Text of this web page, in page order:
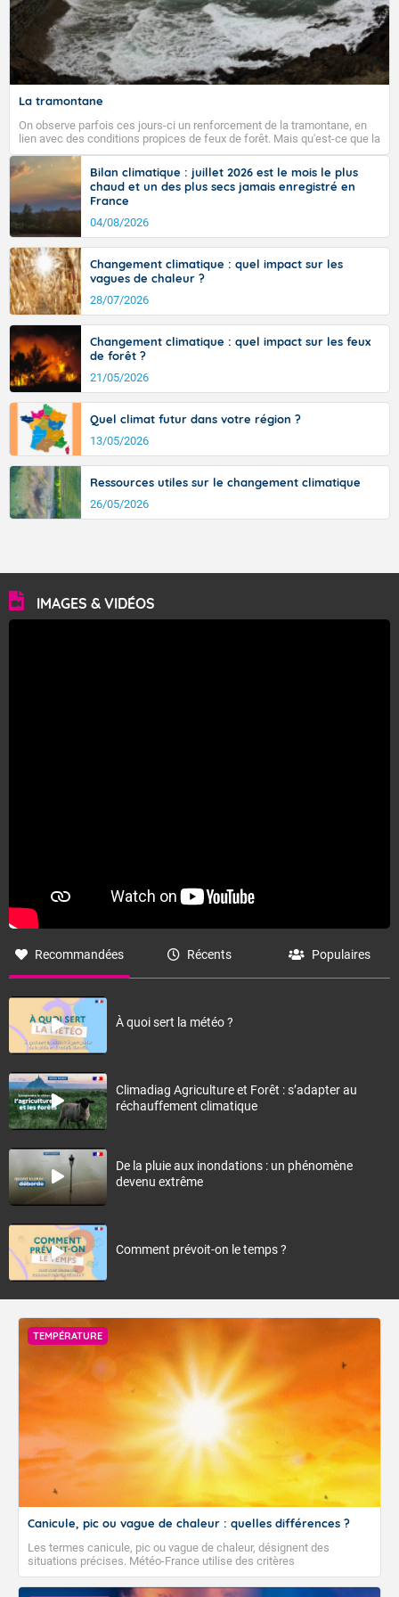
La tramontane
On observe parfois ces jours-ci un renforcement de la tramontane, en
lien avec des conditions propices de feux de forêt. Mais qu'est-ce que la
tramontane ? Quelles sont ses caractéristiques ? La tramontane est un
vent turbulent soufflant de secteur nord-ouest à nord, ou ouest à nord-
ouest, dans un secteur qui part du Roussillon à la vallée de l’Aude et à
l’ouest de l’Hérault. L’étymologie de ce vent vient du latin trasmontanus,
signifiant au-delà des monts, en allusion aux régions montagneuses
d’où provient ce vent.
Bilan climatique : juillet 2026 est le mois le plus
chaud et un des plus secs jamais enregistré en
France
04/08/2026
Changement climatique : quel impact sur les
vagues de chaleur ?
28/07/2026
Changement climatique : quel impact sur les feux
de forêt ?
21/05/2026
Quel climat futur dans votre région ?
13/05/2026
Ressources utiles sur le changement climatique
26/05/2026
IMAGES & VIDÉOS
Recommandées Récents Populaires
À quoi sert la météo ?
Climadiag Agriculture et Forêt : s’adapter au
réchauffement climatique
De la pluie aux inondations : un phénomène
devenu extrême
Comment prévoit-on le temps ?
TEMPÉRATURE
Canicule, pic ou vague de chaleur : quelles différences ?
Les termes canicule, pic ou vague de chaleur, désignent des
situations précises. Météo-France utilise des critères
climatologiques pour évaluer et qualifier les épisodes de chaleur qui
peuvent avoir des impacts sanitaires et socio-économiques